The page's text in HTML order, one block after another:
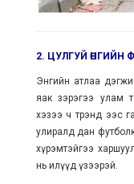
2. ЦУЛГУЙ ӨНГИЙН
Энгийн атлаа
яак зэрэгээ улам
хэзээ ч трэнд ээс
улиралд дан
хүрэмтэйгээ
нь илүүд үзээрэй.